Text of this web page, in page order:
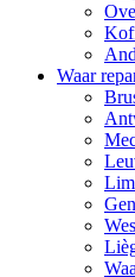
Waar